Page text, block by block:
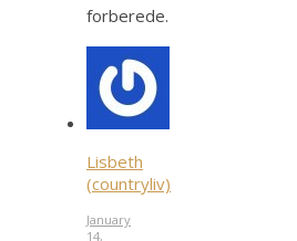
forberede.
Lisbeth
(countryliv)
January
14,